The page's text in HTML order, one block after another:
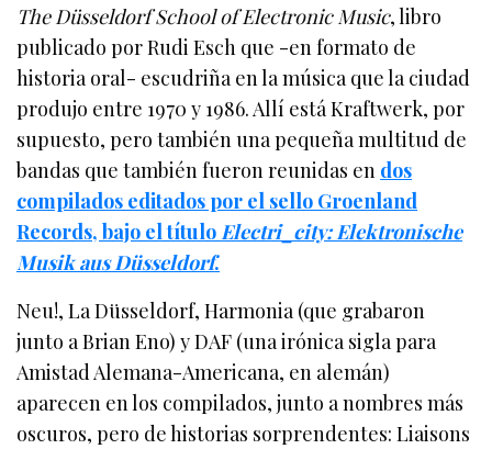
The Düsseldorf School of Electronic Music, libro
publicado por Rudi Esch que -en formato de
historia oral- escudriña en la música que la ciudad
produjo entre 1970 y 1986. Allí está Kraftwerk, por
supuesto, pero también una pequeña multitud de
bandas que también fueron reunidas en dos
compilados editados por el sello Groenland
Records, bajo el títuloElectri_city: Elektronische
Musik aus Düsseldorf.
Neu!, La Düsseldorf, Harmonia (que grabaron
junto a Brian Eno) y DAF (una irónica sigla para
Amistad Alemana-Americana, en alemán)
aparecen en los compilados, junto a nombres más
oscuros, pero de historias sorprendentes: Liaisons